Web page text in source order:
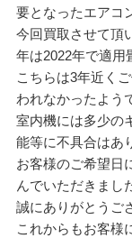
要となったエアコ
今回買取させて頂
年は2022年で適用
こちらは3年近く
われなかったよう
室内機には多少の
能等に不具合はあ
お客様のご希望日
んでいただきまし
誠にありがとうご
これからもお客様